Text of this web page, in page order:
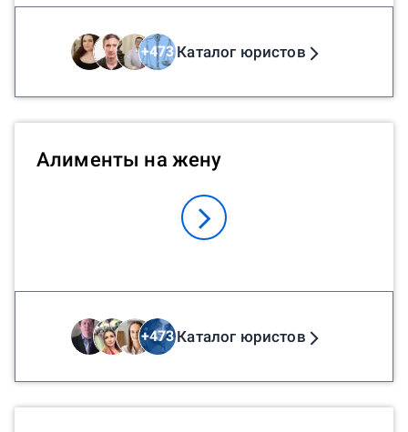
посоветует альтернативные пути решения
проблемы.
+473Каталог юристов
Алименты на жену
+473Каталог юристов